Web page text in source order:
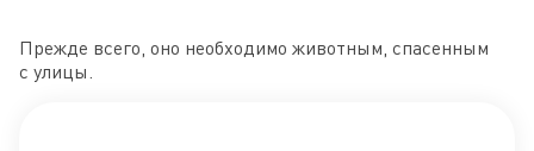
Прежде всего, оно необходимо животным, спасенным
с улицы.